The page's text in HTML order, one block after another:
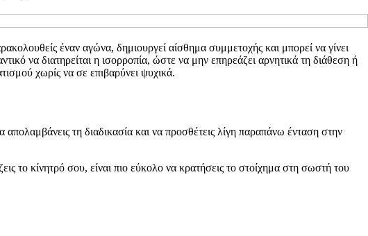
έναν αγώνα, δημιουργεί αίσθημα συμμετοχής και μπορεί να γίνει
να διατηρείται η ισορροπία, ώστε να μην επηρεάζει αρνητικά τη διάθεση ή
χωρίς να σε επιβαρύνει ψυχικά.
τη διαδικασία και να προσθέτεις λίγη παραπάνω ένταση στην
το κίνητρό σου, είναι πιο εύκολο να κρατήσεις το στοίχημα στη σωστή του